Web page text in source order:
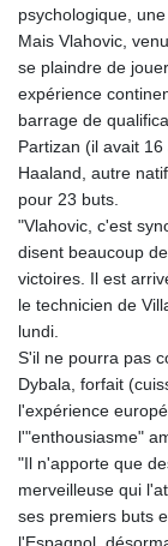
psychologique,
Mais Vlahovic,
se plaindre de
expérience
barrage de
Partizan (il avait 16
Haaland, autre
pour 23 buts.
"Vlahovic, c'est
disent beaucoup
victoires. Il est
le technicien de
lundi.
S'il ne pourra pas
Dybala, forfait
l'expérience
l'"enthousiasme"
"Il n'apporte que
merveilleuse qui
ses premiers buts